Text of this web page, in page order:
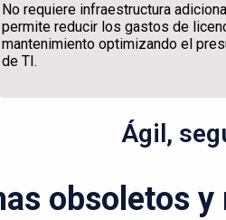
No requiere infraestructura
permite reducir los gastos de
mantenimiento optimizando el
de TI.
Ágil,
obsoletos